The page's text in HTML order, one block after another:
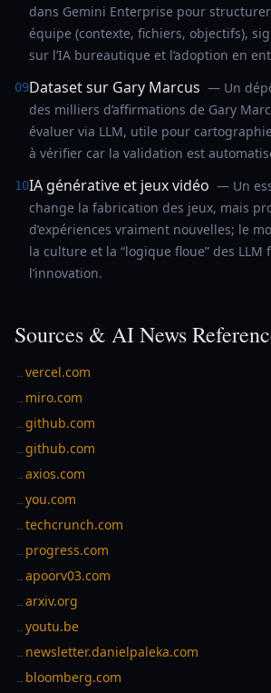
dans Gemini Enterprise pour
équipe (contexte, fichiers, objectifs),
sur l’IA bureautique et l’adoption en
09Dataset sur Gary Marcus — Un
des milliers d’affirmations de Gary
évaluer via LLM, utile pour
à vérifier car la validation est
10IA générative et jeux vidéo — Un
change la fabrication des jeux, mais
d’expériences vraiment nouvelles; le
la culture et la “logique floue” des LLM
l’innovation.
Sources & AI News
→vercel.com
→ miro.com
→github.com
→github.com
→axios.com
→you.com
→techcrunch.com
→ progress.com
→apoorv03.com
→arxiv.org
→youtu.be
→ newsletter.danielpaleka.com
→ bloomberg.com